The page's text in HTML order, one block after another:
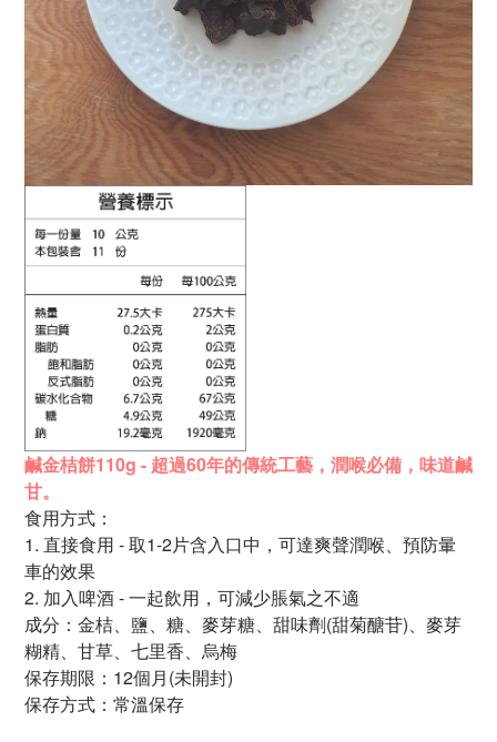
鹹金桔餅110g - 超過60年的傳統工藝， 潤喉必備，味道鹹
甘。
食用方式：
1. 直接食用 - 取1-2片含入口中，可達爽聲潤喉、預防暈
車的效果
2. 加入啤酒 - 一起飲用，可減少脹氣之不適
成分：金桔、鹽、糖、麥芽糖、甜味劑(甜菊醣苷)、麥芽
糊精、甘草、七里香、烏梅
保存期限： 12個月(未開封)
保存方式：常溫保存